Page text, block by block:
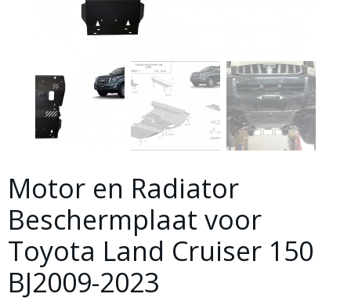
Motor en Radiator
Beschermplaat voor
Toyota Land Cruiser 150
BJ2009-2023